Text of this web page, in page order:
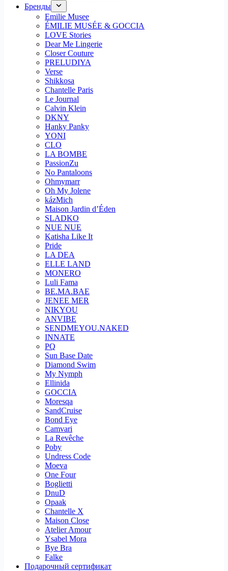
Бренды
Emilie Musee
ÉMILIE MUSÉE & GOCCIA
LOVE Stories
Dear Me Lingerie
Closer Couture
PRELUDIYA
Verse
Shikkosa
Chantelle Paris
Le Journal
Calvin Klein
DKNY
Hanky Panky
YONI
CLO
LA BOMBE
PassionZu
No Pantaloons
Ohmymarr
Oh My Jolene
kázMich
Maison Jardin d’Éden
SLADKO
NUE NUE
Katisha Like It
Pride
LA DEA
ELLE LAND
MONERO
Luli Fama
BE.MA.BAE
JENEE MER
NIKYOU
ANVIBE
SENDMEYOU.NAKED
INNATE
PQ
Sun Base Date
Diamond Swim
My Nymph
Ellinida
GOCCIA
Moresqa
SandCruise
Bond Eye
Camvari
La Revêche
Poby
Undress Code
Moeva
One Four
Boglietti
DnuD
Opaak
Chantelle X
Maison Close
Atelier Amour
Ysabel Mora
Bye Bra
Falke
Подарочный сертификат